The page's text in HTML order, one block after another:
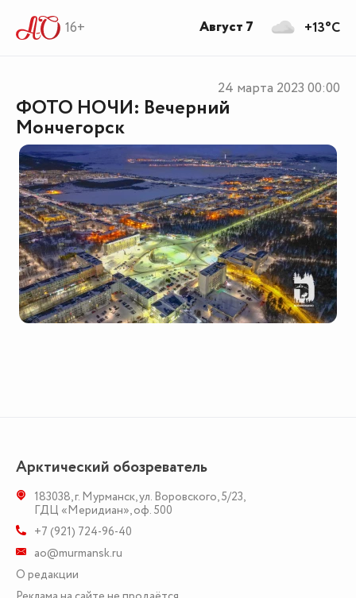
16+
ФОТО НОЧИ: Вечерний
Мончегорск
24 марта 2023 00:00
Арктический обозреватель
183038,г. Мурманск,ул. Воровского, 5/23,
ГДЦ «Меридиан», оф. 500
+7 (921) 724-96-40
ao@murmansk.ru
О редакции
+13°C
Август 7